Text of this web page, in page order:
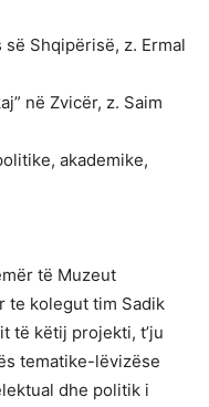
Shqipërisë, z. Ermal
në Zvicër, z. Saim
akademike,
të Muzeut
te kolegut tim Sadik
të këtij projekti, t’ju
tematike-lëvizëse
dhe politik i